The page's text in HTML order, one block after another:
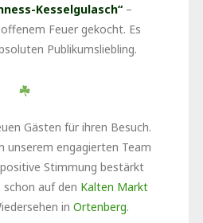
Kesselgulasch“–
Feuer gekocht. Es
Publikumsliebling.
Gästen für ihren Besuch.
unserem engagierten Team
Stimmung bestärkt
schon auf den Kalten Markt
in Ortenberg.